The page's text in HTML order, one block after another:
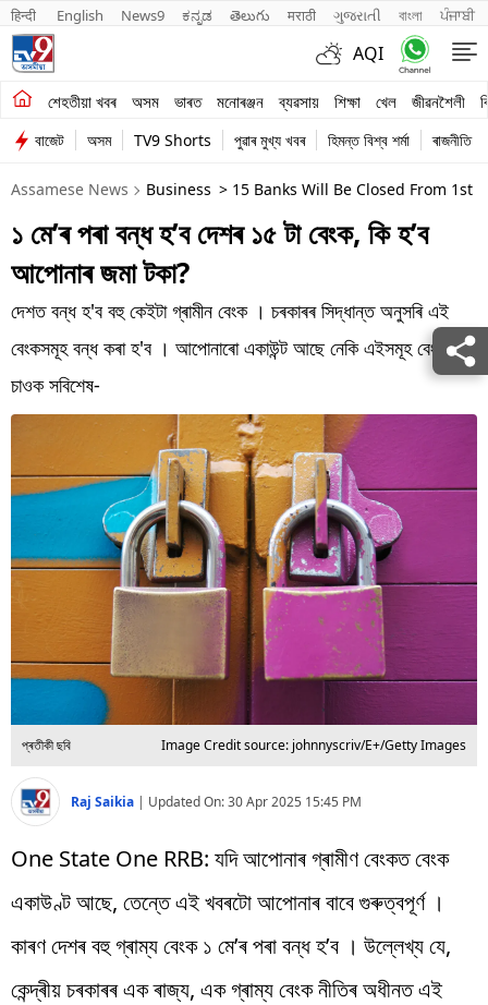
हिन्दी English News9 ಕನ್ನಡ తెలుగు मराठी ગુજરાતી বাংলা ਪੰਜਾਬੀ
AQI
শেহতীয়া খবৰ অসম ভাৰত মনোৰঞ্জন ব্যৱসায় শিক্ষা খেল জীৱনশৈলী
শেহতীয়া খবৰ
অসম
ভাৰত
মনোৰঞ্জন
শিক্ষা
খেল
বিশ্ব
Videos
বাজেট অসম TV9 Shorts পুৱাৰ মুখ্য খবৰ হিমন্ত বিশ্ব শৰ্মা ৰাজনীতি
Assamese News Business > 15 Banks Will Be Closed From 1st
১ মে’ৰ পৰা বন্ধ হ’ব দেশৰ ১৫ টা বেংক, কি হ’ব
আপোনাৰ জমা টকা?
দেশত বন্ধ হ'ব বহু কেইটা গ্ৰামীন বেংক । চৰকাৰৰ সিদ্ধান্ত অনুসৰি এই
বেংকসমূহ বন্ধ কৰা হ'ব । আপোনাৰো একাউন্ট আছে নেকি এইসমূহ বেংকত ।
চাওক সবিশেষ-
প্ৰতীকী ছবি Image Credit source: johnnyscriv/E+/Getty Images
Raj Saikia | Updated On:30 Apr 2025 15:45 PM
One State One RRB: যদি আপোনাৰ গ্ৰামীণ বেংকত বেংক
একাউণ্ট আছে, তেন্তে এই খবৰটো আপোনাৰ বাবে গুৰুত্বপূৰ্ণ ।
কাৰণ দেশৰ বহু গ্ৰাম্য বেংক ১ মে’ৰ পৰা বন্ধ হ’ব । উল্লেখ্য যে,
কেন্দ্ৰীয় চৰকাৰৰ এক ৰাজ্য, এক গ্ৰাম্য বেংক নীতিৰ অধীনত এই